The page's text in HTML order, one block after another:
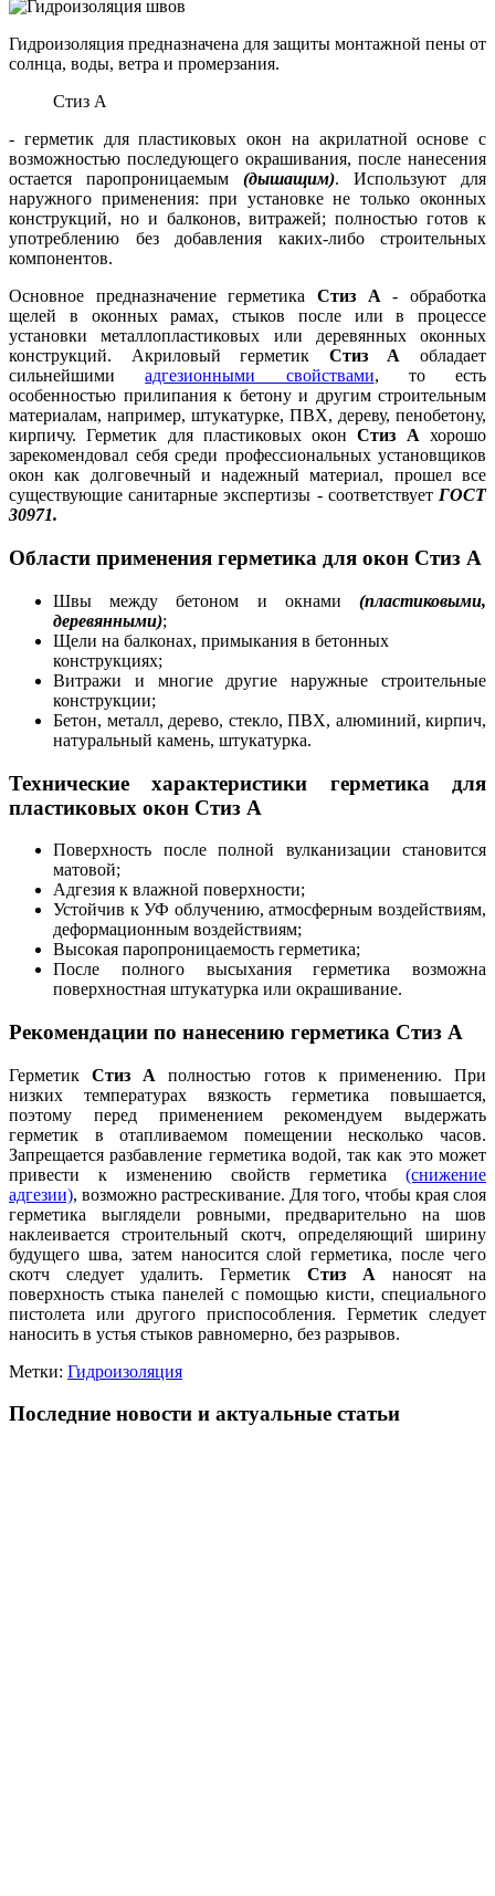
Гидроизоляция предназначена для защиты монтажной пены от
солнца, воды, ветра и промерзания.
Стиз А
- герметик для пластиковых окон на акрилатной основе с
возможностью последующего окрашивания, после нанесения
остается паропроницаемым (дышащим). Используют для
наружного применения: при установке не только оконных
конструкций, но и балконов, витражей; полностью готов к
употреблению без добавления каких-либо строительных
компонентов.
Основное предназначение герметика Стиз А - обработка
щелей в оконных рамах, стыков после или в процессе
установки металлопластиковых или деревянных оконных
конструкций. Акриловый герметик Стиз А обладает
сильнейшимиадгезионными свойствами, то есть
особенностью прилипания к бетону и другим строительным
материалам, например, штукатурке, ПВХ, дереву, пенобетону,
кирпичу. Герметик для пластиковых оконСтиз А хорошо
зарекомендовал себя среди профессиональных установщиков
окон как долговечный и надежный материал, прошел все
существующие санитарные экспертизы - соответствует ГОСТ
30971.
Области применения герметика для окон Стиз А
Швы между бетоном и окнами (пластиковыми,
деревянными);
Щели на балконах, примыкания в бетонных
конструкциях;
Витражи и многие другие наружные строительные
конструкции;
Бетон, металл, дерево, стекло, ПВХ, алюминий, кирпич,
натуральный камень, штукатурка.
Технические характеристики герметика для
пластиковых окон Стиз А
Поверхность после полной вулканизации становится
матовой;
Адгезия к влажной поверхности;
Устойчив к УФ облучению, атмосферным воздействиям,
деформационным воздействиям;
Высокая паропроницаемость герметика;
После полного высыхания герметика возможна
поверхностная штукатурка или окрашивание.
Рекомендации по нанесению герметика Стиз А
ГерметикСтиз А полностью готов к применению. При
низких температурах вязкость герметика повышается,
поэтому перед применением рекомендуем выдержать
герметик в отапливаемом помещении несколько часов.
Запрещается разбавление герметика водой, так как это может
привести к изменению свойств герметика (снижение
адгезии), возможно растрескивание. Для того, чтобы края слоя
герметика выглядели ровными, предварительно на шов
наклеивается строительный скотч, определяющий ширину
будущего шва, затем наносится слой герметика, после чего
скотч следует удалить. Герметик Стиз А наносят на
поверхность стыка панелей с помощью кисти, специального
пистолета или другого приспособления. Герметик следует
наносить в устья стыков равномерно, без разрывов.
Метки: Гидроизоляция
Последние новости и актуальные статьи